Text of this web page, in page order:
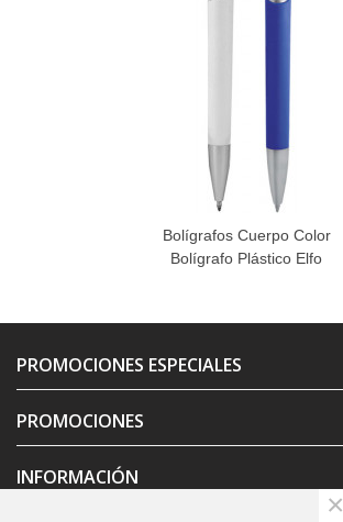
Bolígrafos Cuerpo Color
Bolígrafo Plástico Elfo
PROMOCIONES ESPECIALES
PROMOCIONES
INFORMACIÓN
×